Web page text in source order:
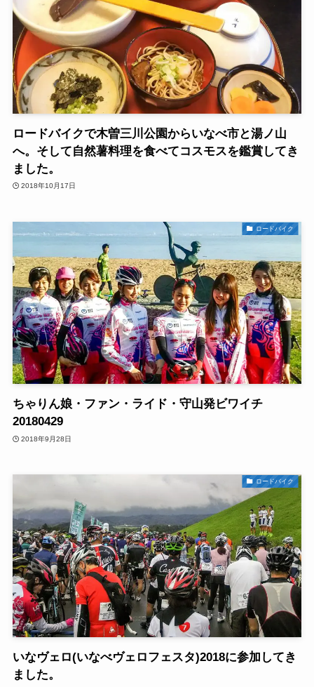
ロードバイクで木曽三川公園からいなべ市と湯ノ山
へ。そして自然薯料理を食べてコスモスを鑑賞してき
ました。
2018年10月17日
ロードバイク
ちゃりん娘・ファン・ライド・守山発ビワイチ
20180429
2018年9月28日
ロードバイク
いなヴェロ(いなべヴェロフェスタ)2018に参加してき
ました。